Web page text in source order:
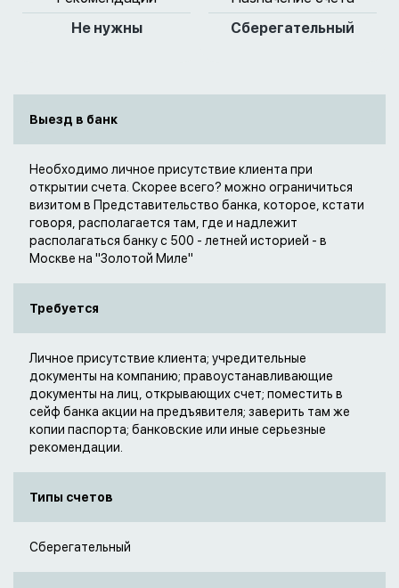
Не нужны
Сберегательный
Выезд в банк
Необходимо личное присутствие клиента при
открытии счета. Скорее всего? можно ограничиться
визитом в Представительство банка, которое, кстати
говоря, располагается там, где и надлежит
располагаться банку с 500 - летней историей - в
Москве на "Золотой Миле"
Требуется
Личное присутствие клиента; учредительные
документы на компанию; правоустанавливающие
документы на лиц, открывающих счет; поместить в
сейф банка акции на предъявителя; заверить там же
копии паспорта; банковские или иные серьезные
рекомендации.
Типы счетов
Сберегательный